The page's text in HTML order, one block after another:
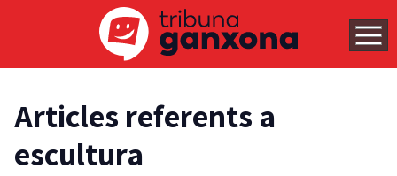
Articles referents a
escultura